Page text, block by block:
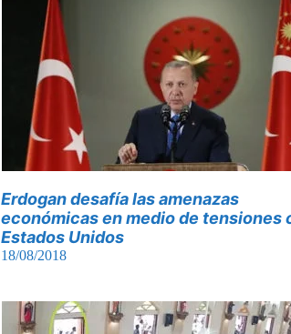
Erdogan desafía las amenazas
económicas en medio de tensiones
Estados Unidos
18/08/2018